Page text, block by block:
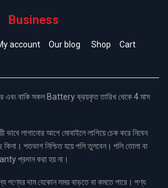
Business
account Our blog Shop Cart
বাকি সকল Battery ক্রয়কৃত তারিখ থেকে 4 মাস
লাগানোর আগে মোবাইলে লাগিয়ে চেক করে নিবেন
শতভাগ নিশ্চিত হয়ে পলি তুলবেন। পলি তোলা বা
প্রদান করা হয় না।
পণ্যের দাম যেকোন সময় বাড়তে বা কমতে পারে। পণ্য